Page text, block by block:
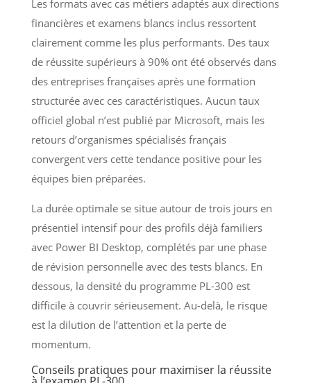
Les formats avec cas métiers adaptés aux directions
financières et examens blancs inclus ressortent
clairement comme les plus performants. Des taux
de réussite supérieurs à 90% ont été observés dans
des entreprises françaises après une formation
structurée avec ces caractéristiques. Aucun taux
officiel global n’est publié par Microsoft, mais les
retours d’organismes spécialisés français
convergent vers cette tendance positive pour les
équipes bien préparées.
La durée optimale se situe autour de trois jours en
présentiel intensif pour des profils déjà familiers
avec Power BI Desktop, complétés par une phase
de révision personnelle avec des tests blancs. En
dessous, la densité du programme PL-300 est
difficile à couvrir sérieusement. Au-delà, le risque
est la dilution de l’attention et la perte de
momentum.
Conseils pratiques pour maximiser la réussite